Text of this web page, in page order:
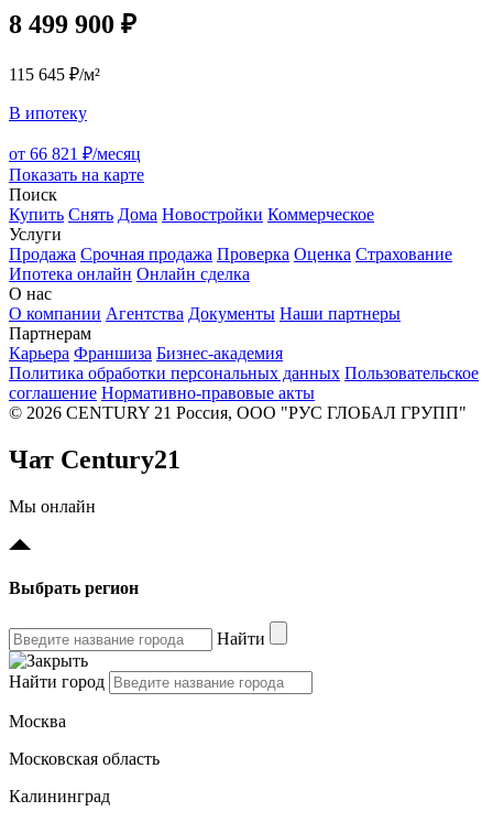
8 499 900 ₽
115 645 ₽/м²
В ипотеку
от 66 821 ₽/месяц
Показать на карте
Поиск
Купить Снять Дома Новостройки Коммерческое
Услуги
Продажа Срочная продажа Проверка Оценка Страхование
Ипотека онлайн Онлайн сделка
О нас
О компании Агентства Документы Наши партнеры
Партнерам
Карьера Франшиза Бизнес-академия
Политика обработки персональных данных Пользовательское
соглашение Нормативно-правовые акты
© 2026 CENTURY 21 Россия, ООО "РУС ГЛОБАЛ ГРУПП"
Чат Century21
Мы онлайн
Выбрать регион
Найти
Найти город
Москва
Московская область
Калининград